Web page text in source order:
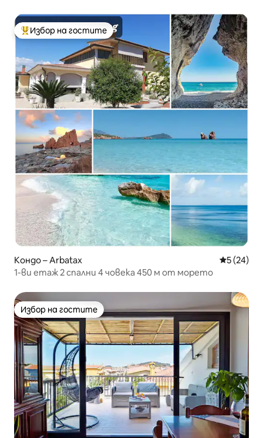
Най-популярен избор на гостите
Избор на гостите
Кондо – Arbatax Средна
5 (24)
1-ви етаж 2 спални 4 човека 450 м от морето
Избор на гостите
Избор на гостите